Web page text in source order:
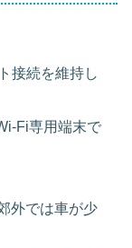
接続を維持し
Fi専用端末で
外では車が少